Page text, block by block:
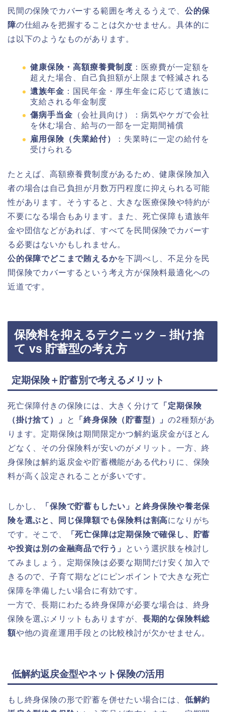
民間の保険でカバーする範囲を考えるうえで、 公的保
障の仕組みを把握することは欠かせません。具体的に
は以下のようなものがあります。
健康保険・高額療養費制度 ：医療費が一定額を
超えた場合、自己負担額が上限まで軽減される
遺族年金 ：国民年金・厚生年金に応じて遺族に
支給される年金制度
傷病手当金 （会社員向け）：病気やケガで会社
を休む場合、給与の一部を一定期間補償
雇用保険（失業給付）
：失業時に一定の給付を
受けられる
たとえば、高額療養費制度があるため、健康保険加入
者の場合は自己負担が月数万円程度に抑えられる可能
性があります。そうすると、大きな医療保険や特約が
不要になる場合もあります。また、死亡保障も遺族年
金や団信などがあれば、すべてを民間保険でカバーす
る必要はないかもしれません。
公的保障でどこまで賄えるかを下調べし、不足分を民
間保険でカバーするという考え方が保険料最適化への
近道です。
保険料を抑えるテクニック – 掛け捨
て vs 貯蓄型の考え方
定期保険＋貯蓄別で考えるメリット
死亡保障付きの保険には、大きく分けて
「定期保険
（掛け捨て）」
と 「終身保険（貯蓄型）」の2種類があ
ります。定期保険は期間限定かつ解約返戻金がほとん
どなく、その分保険料が安いのがメリット。一方、終
身保険は解約返戻金や貯蓄機能がある代わりに、保険
料が高く設定されることが多いです。
しかし、
「保険で貯蓄もしたい」と終身保険や養老保
険を選ぶと、同じ保障額でも保険料は割高になりがち
です。そこで、
「死亡保障は定期保険で確保し、貯蓄
や投資は別の金融商品で行う」
という選択肢を検討し
てみましょう。定期保険は必要な期間だけ安く加入で
きるので、子育て期などにピンポイントで大きな死亡
保障を準備したい場合に有効です。
一方で、長期にわたる終身保障が必要な場合は、終身
保険を選ぶメリットもありますが、 長期的な保険料総
額や他の資産運用手段との比較検討が欠かせません。
低解約返戻金型やネット保険の活用
もし終身保険の形で貯蓄を併せたい場合には、 低解約